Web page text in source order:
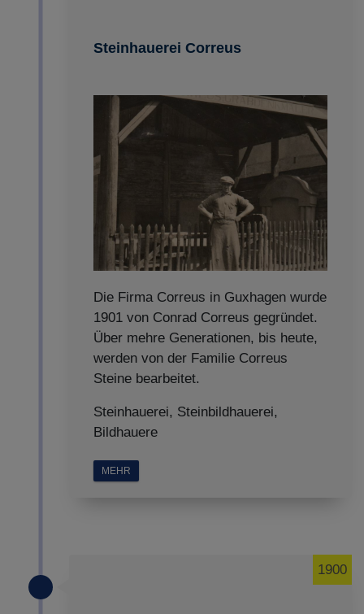
Steinhauerei Correus
Die Firma Correus in Guxhagen wurde
1901 von Conrad Correus gegründet.
Über mehre Generationen, bis heute,
werden von der Familie Correus
Steine bearbeitet.
Steinhauerei, Steinbildhauerei,
Bildhauere
MEHR
1900